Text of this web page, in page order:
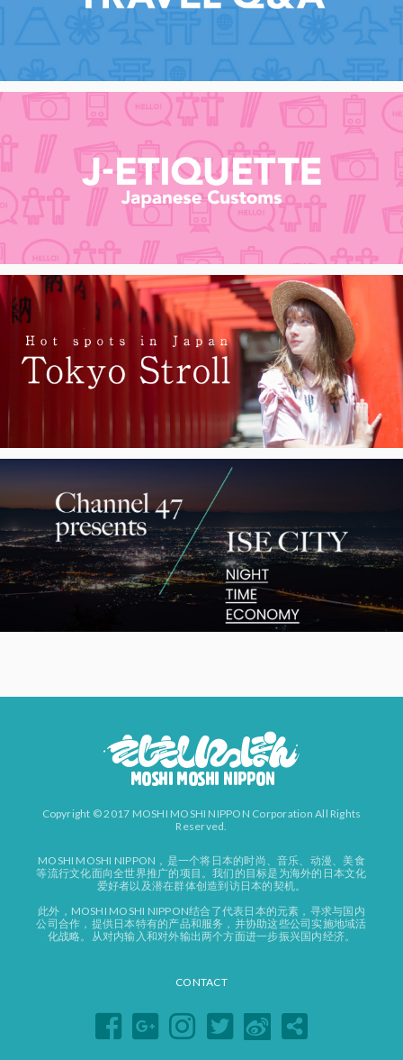
Copyright © 2017 MOSHI MOSHI NIPPON Corporation All Rights
Reserved.
MOSHI MOSHI NIPPON，是一个将日本的时尚、音乐、动漫、美食
等流行文化面向全世界推广的项目。我们的目标是为海外的日本文化
爱好者以及潜在群体创造到访日本的契机。
此外，MOSHI MOSHI NIPPON结合了代表日本的元素，寻求与国内
公司合作，提供日本特有的产品和服务，并协助这些公司实施地域活
化战略。从对内输入和对外输出两个方面进一步振兴国内经济。
CONTACT